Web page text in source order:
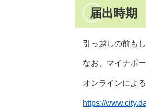
届出時期
引っ越しの前もし
なお、マイナポー
オンラインによる
https://